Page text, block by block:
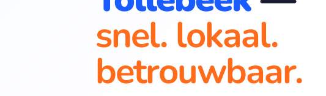
snel. lokaal.
betrouwbaar.